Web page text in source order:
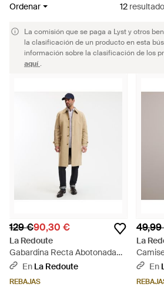
Ordenar 12
La comisión que se paga a Lyst y otros
la clasificación de un producto en esta
información sobre la clasificación de los
aquí.
129 €90,30 €
La Redoute
Gabardina Recta Abotonada
Signature Mathias. Talla. Color -
En La Redoute
REBAJAS
La
En